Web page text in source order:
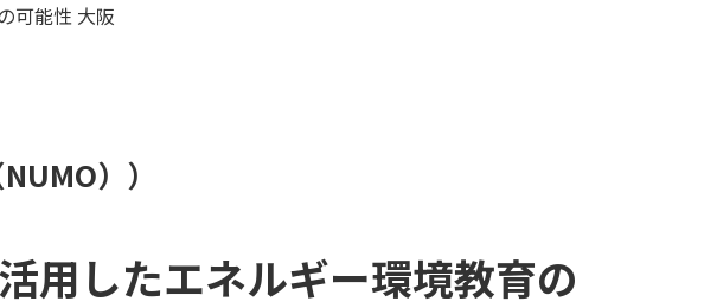
可能性 大阪
））
用したエネルギー環境教育の